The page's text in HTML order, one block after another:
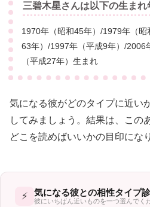
三碧木星さんは以下の生まれ
1970年（昭和45年）/1979年（
63年）/1997年（平成9年）/2006
（平成27年）生まれ
気になる彼がどのタイプに近い
してみましょう。結果は、この
どこを読めばいいかの目印にな
⚡ 気になる彼との相性タイプ
彼にいちばん近いものを一つ選んでく